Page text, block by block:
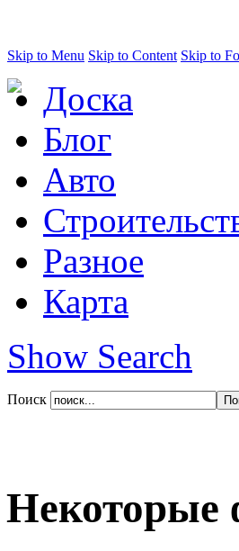
Skip to Menu Skip to Content Skip to
Доска
Блог
Авто
Разное
Карта
Show Search
Поиск
Некоторые